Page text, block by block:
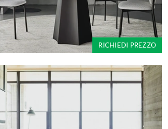
RICHIEDI PREZZO